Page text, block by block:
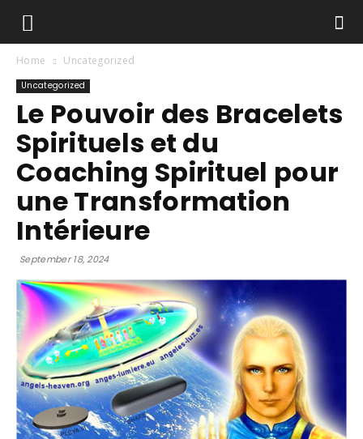
Home Uncategorized
Uncategorized
Le Pouvoir des Bracelets
Spirituels et du
Coaching Spirituel pour
une Transformation
Intérieure
September 18, 2024